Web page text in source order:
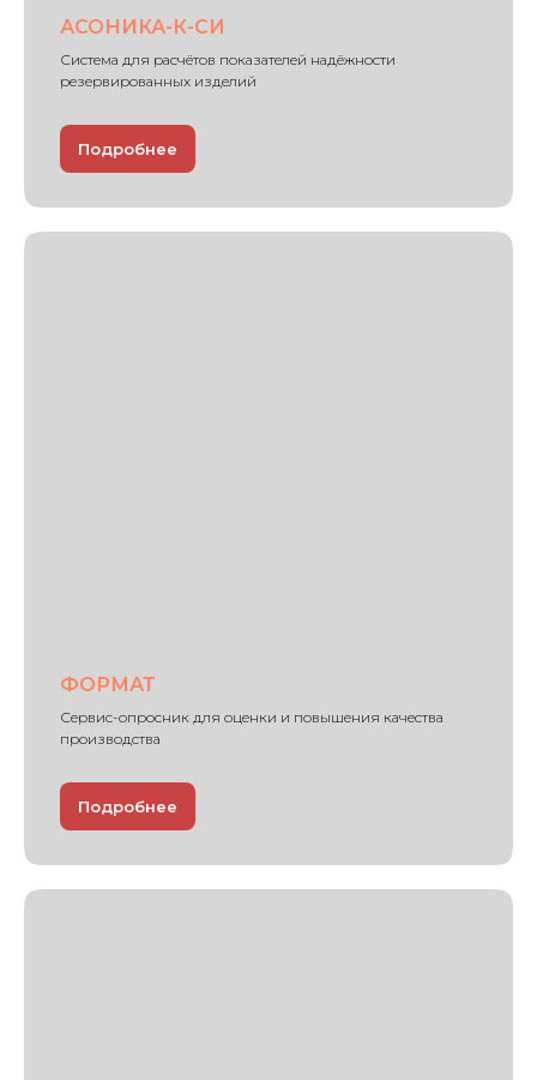
АСОНИКА-К-СИ
Система для расчётов показателей надёжности
резервированных изделий
Подробнее
ФОРМАТ
Сервис-опросник для оценки и повышения качества
производства
Подробнее